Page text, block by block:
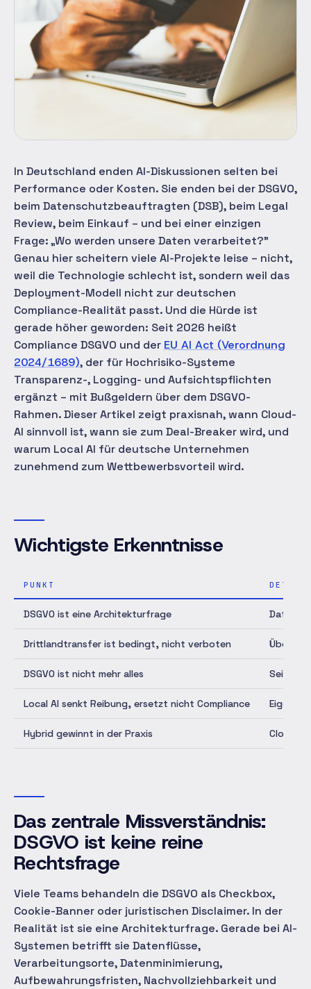
In Deutschland enden AI-Diskussionen selten bei
Performance oder Kosten. Sie enden bei der DSGVO,
beim Datenschutzbeauftragten (DSB), beim Legal
Review, beim Einkauf – und bei einer einzigen
Frage: „Wo werden unsere Daten verarbeitet?"
Genau hier scheitern viele AI-Projekte leise – nicht,
weil die Technologie schlecht ist, sondern weil das
Deployment-Modell nicht zur deutschen
Compliance-Realität passt. Und die Hürde ist
gerade höher geworden: Seit 2026 heißt
Compliance DSGVO und der EU AI Act (Verordnung
2024/1689), der für Hochrisiko-Systeme
Transparenz-, Logging- und Aufsichtspflichten
ergänzt – mit Bußgeldern über dem DSGVO-
Rahmen. Dieser Artikel zeigt praxisnah, wann Cloud-
AI sinnvoll ist, wann sie zum Deal-Breaker wird, und
warum Local AI für deutsche Unternehmen
zunehmend zum Wettbewerbsvorteil wird.
Wichtigste Erkenntnisse
PUNKT
DSGVO ist eine Architekturfrage
Drittlandtransfer ist bedingt, nicht verboten
DSGVO ist nicht mehr alles Seit
Local AI senkt Reibung, ersetzt nicht Compliance Eigene
Hybrid gewinnt in der Praxis Cloud
Das zentrale Missverständnis:
DSGVO ist keine reine
Rechtsfrage
Viele Teams behandeln die DSGVO als Checkbox,
Cookie-Banner oder juristischen Disclaimer. In der
Realität ist sie eine Architekturfrage. Gerade bei AI-
Systemen betrifft sie Datenflüsse,
Verarbeitungsorte, Datenminimierung,
Aufbewahrungsfristen, Nachvollziehbarkeit und